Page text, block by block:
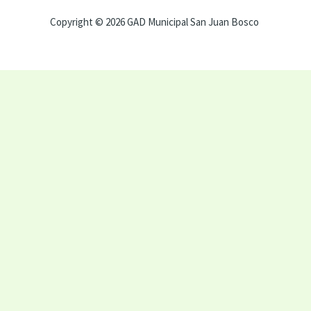
Copyright © 2026 GAD Municipal San Juan Bosco